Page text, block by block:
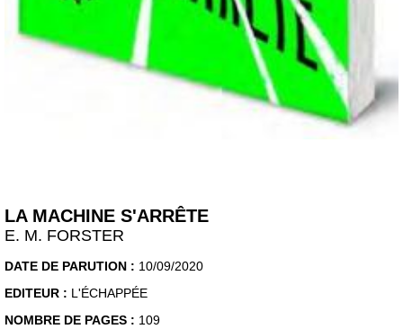
LA MACHINE S'ARRÊTE
E. M. FORSTER
DATE DE PARUTION : 10/09/2020
EDITEUR : L'ÉCHAPPÉE
NOMBRE DE PAGES : 109